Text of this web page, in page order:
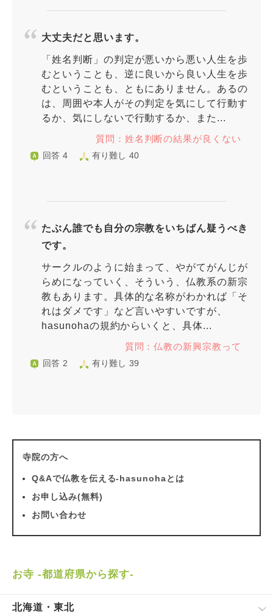
大丈夫だと思います。
「姓名判断」の判定が悪いから悪い人生を歩
むということも、逆に良いから良い人生を歩
むということも、ともにありません。あるの
は、周囲や本人がその判定を気にして行動す
るか、気にしないで行動するか、また...
質問：姓名判断の結果が良くない
回答 4 有り難し 40
たぶん誰でも自分の宗教をいちばん疑うべき
です。
サークルのように始まって、やがてがんじが
らめになっていく、そういう、仏教系の新宗
教もあります。具体的な名称がわかれば「そ
れはダメです」など言いやすいですが、
hasunohaの規約からいくと、具体...
質問：仏教の新興宗教って
回答 2 有り難し 39
寺院の方へ
Q&Aで仏教を伝える-hasunohaとは
お申し込み(無料)
お問い合わせ
お寺 -都道府県から探す-
北海道・東北